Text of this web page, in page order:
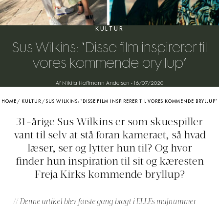
KULTUR
Sus Wilkins: “Disse film inspirerer til
vores kommende bryllup”
Af Nikita Hoffmann Andersen - 16/07/2020
HOME / KULTUR/SUS WILKINS: “DISSE FILM INSPIRERER TIL VORES KOMMENDE BRYLLUP”
31-årige Sus Wilkins er som skuespiller
vant til selv at stå foran kameraet, så hvad
læser, ser og lytter hun til? Og hvor
finder hun inspiration til sit og kæresten
Freja Kirks kommende bryllup?
// Denne artikel blev første gang bragt i ELLEs majnummer